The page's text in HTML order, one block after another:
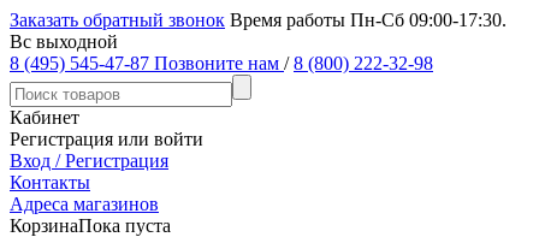
Заказать обратный звонок Время работы Пн-Сб 09:00-17:30.
Вс выходной
8 (495) 545-47-87 Позвоните нам / 8 (800) 222-32-98
Кабинет
Регистрация или войти
Вход / Регистрация
Контакты
Адреса магазинов
КорзинаПока пуста